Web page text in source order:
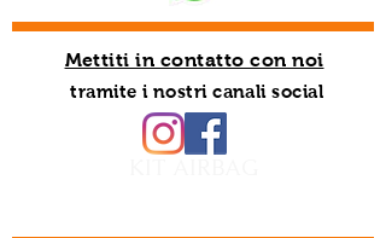
Mettiti in contatto con noi
tramite i nostri canali social